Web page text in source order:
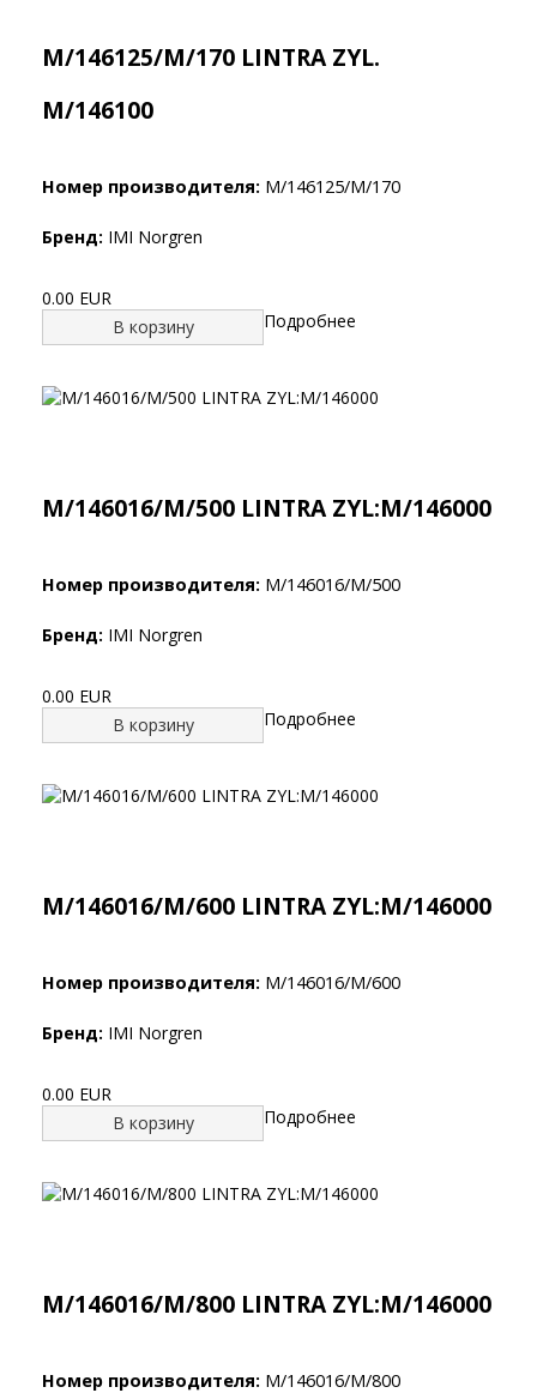
M/146125/M/170 LINTRA ZYL.
M/146100
Номер производителя: M/146125/M/170
Бренд: IMI Norgren
0.00 EUR
В корзину
Подробнее
M/146016/M/500 LINTRA ZYL:M/146000
Номер производителя: M/146016/M/500
Бренд: IMI Norgren
0.00 EUR
В корзину
Подробнее
M/146016/M/600 LINTRA ZYL:M/146000
Номер производителя: M/146016/M/600
Бренд: IMI Norgren
0.00 EUR
В корзину
Подробнее
M/146016/M/800 LINTRA ZYL:M/146000
Номер производителя: M/146016/M/800